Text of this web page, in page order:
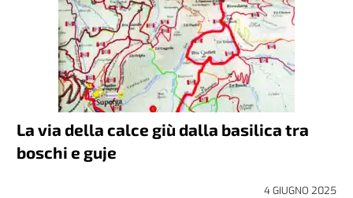
La via della calce giù dalla basilica tra
boschi e guje
4 GIUGNO 2025